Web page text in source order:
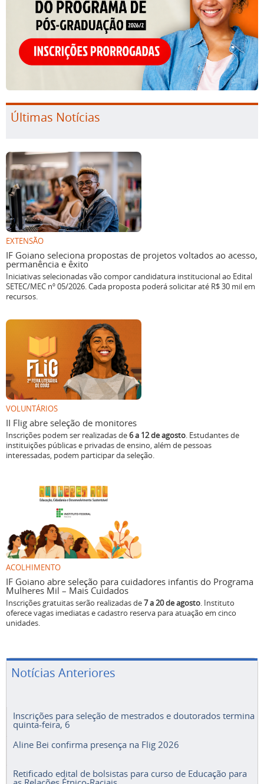
Últimas Notícias
EXTENSÃO
IF Goiano seleciona propostas de projetos voltados ao acesso,
permanência e êxito
Iniciativas selecionadas vão compor candidatura institucional ao Edital
SETEC/MEC nº 05/2026. Cada proposta poderá solicitar até R$ 30 mil em
recursos.
VOLUNTÁRIOS
II Flig abre seleção de monitores
Inscrições podem ser realizadas de6 a 12 de agosto
instituições públicas e privadas de ensino, além de pessoas
interessadas, podem participar da seleção.
ACOLHIMENTO
IF Goiano abre seleção para cuidadores infantis do Programa
Mulheres Mil – Mais Cuidados
Inscrições gratuitas serão realizadas de
oferece vagas imediatas e cadastro reserva para atuação em cinco
unidades.
Notícias Anteriores
quinta-feira, 6
Aline Bei confirma presença na Flig 2026
as Relações Étnico-Raciais